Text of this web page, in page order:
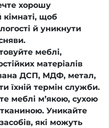
хорошу
кімнаті, щоб
й уникнути
меблі,
матеріалів
ДСП, МДФ, метал,
їхній термін служби.
меблі м’якою, сухою
Уникайте
які можуть